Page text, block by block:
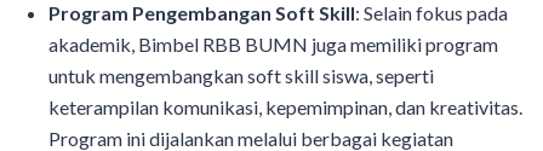
Program Pengembangan Soft Skill: Selain fokus pada
akademik, Bimbel RBB BUMN juga memiliki program
untuk mengembangkan soft skill siswa, seperti
keterampilan komunikasi, kepemimpinan, dan kreativitas.
Program ini dijalankan melalui berbagai kegiatan